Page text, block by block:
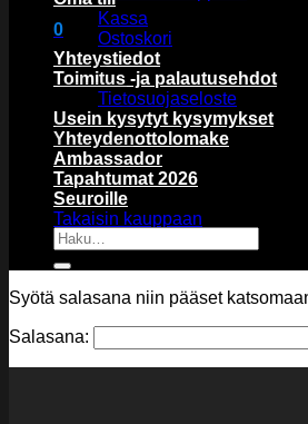
0
Ostoskori
Ostoskori on tyhjä.
Takaisin kauppaan
Kassa
Ostoskori
Yhteystiedot
Toimitus -ja palautusehdot
Tietosuojaseloste
Usein kysytyt kysymykset
Yhteydenottolomake
Ambassador
Tapahtumat 2026
Seuroille
Etsi:
Syötä salasana niin pääset
Salasana: